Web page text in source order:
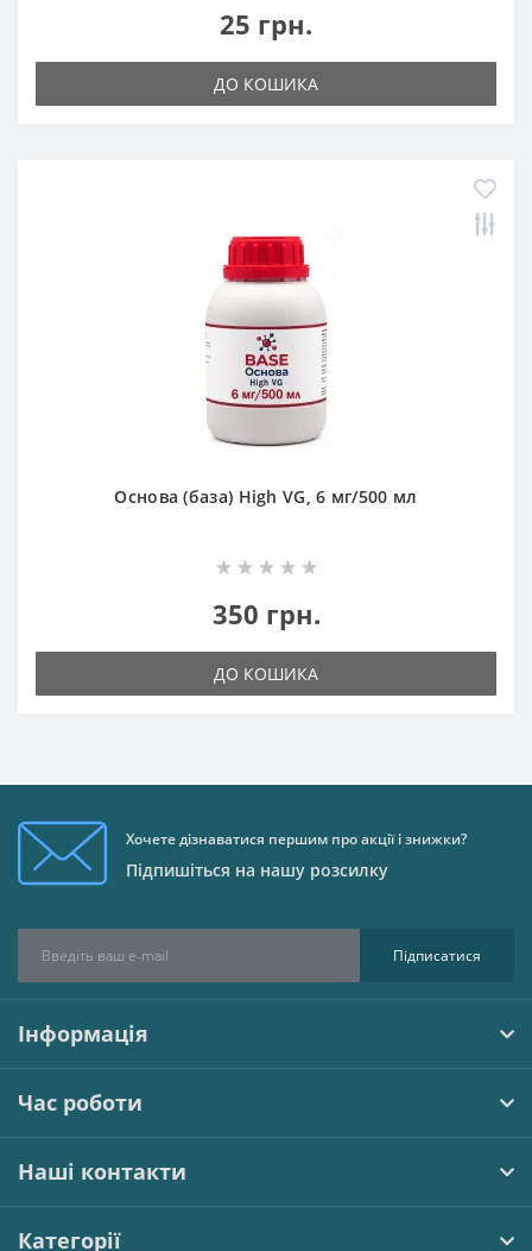
25 грн.
ДО КОШИКА
Основа (база) High VG, 6 мг/500 мл
350 грн.
ДО КОШИКА
Хочете дізнаватися першим про акції і знижки?
Підпишіться на нашу розсилку
Підписатися
Інформація
Час роботи
Наші контакти
Категорії